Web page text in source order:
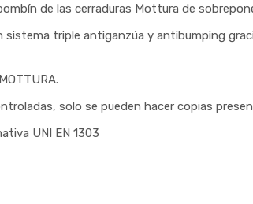
de las cerraduras Mottura de
sistema triple antiganzúa y antibumping
solo se pueden hacer copias
UNI EN 1303